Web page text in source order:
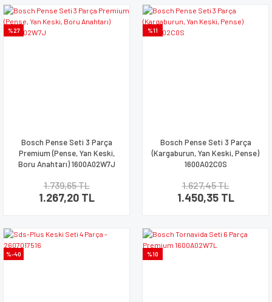
%27
Bosch Pense Seti 3 Parça
Premium (Pense, Yan Keski,
Boru Anahtarı) 1600A02W7J
1.739,65 TL
1.267,20 TL
%11
Bosch Pense Seti 3 Parça
(Kargaburun, Yan Keski, Pense)
1600A02C0S
1.627,45 TL
1.450,35 TL
%-40 %10